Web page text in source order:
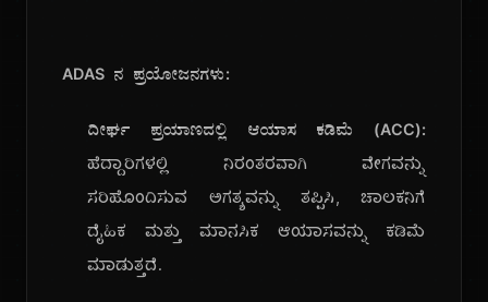
ADAS ನ ಪ್ರಯೋಜನಗಳು:
ದೀರ್ಘ ಪ್ರಯಾಣದಲ್ಲಿ ಆಯಾಸ ಕಡಿಮೆ (ACC):
ಹೆದ್ದಾರಿಗಳಲ್ಲಿ ನಿರಂತರವಾಗಿ ವೇಗವನ್ನು
ಸರಿಹೊಂದಿಸುವ ಅಗತ್ಯವನ್ನು ತಪ್ಪಿಸಿ, ಚಾಲಕನಿಗೆ
ದೈಹಿಕ ಮತ್ತು ಮಾನಸಿಕ ಆಯಾಸವನ್ನು ಕಡಿಮೆ
ಮಾಡುತ್ತದೆ.